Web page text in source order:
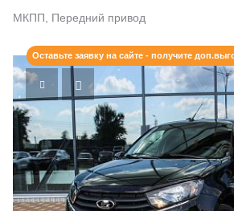
МКПП, Передний привод
Оставьте заявку на сайте - получите